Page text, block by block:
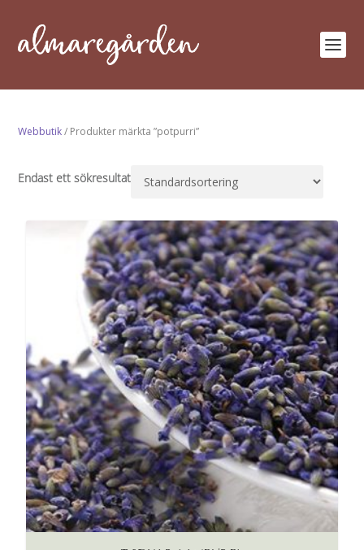
Webbutik/ Produkter märkta ”potpurri”
Endast ett sökresultat